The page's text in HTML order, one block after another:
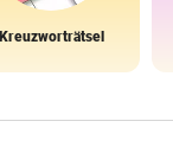
Kreuzworträtsel